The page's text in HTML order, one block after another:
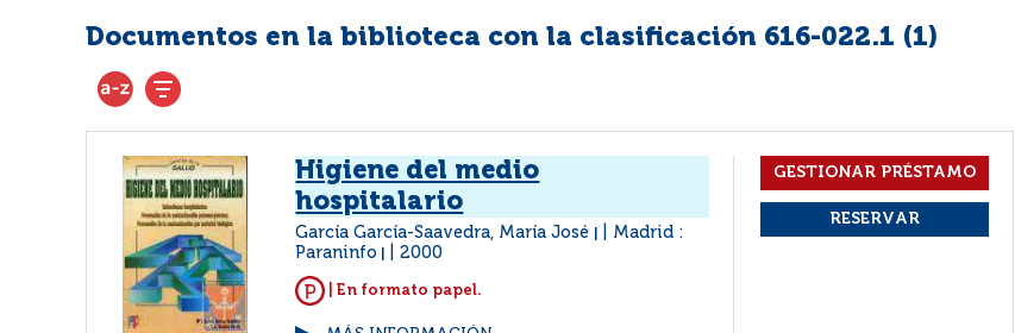
Documentos en la biblioteca con la clasificación 616-022.1 (1)
Higiene del medio
hospitalario
García García-Saavedra, María José
Madrid :
Paraninfo
2000
| En formato papel.